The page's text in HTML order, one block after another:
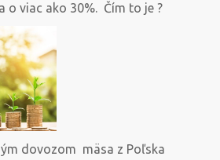
o viac ako 30%. Čím to je ?
dovozom mäsa z Poľska